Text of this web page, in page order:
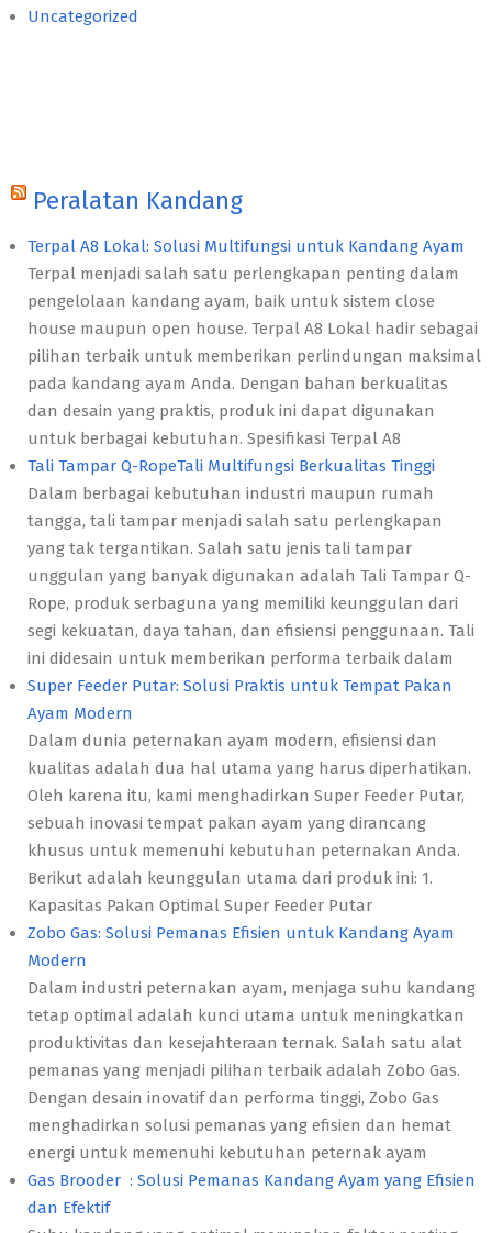
Uncategorized
Peralatan Kandang
Terpal A8 Lokal: Solusi Multifungsi untuk Kandang Ayam
Terpal menjadi salah satu perlengkapan penting dalam
pengelolaan kandang ayam, baik untuk sistem close
house maupun open house. Terpal A8 Lokal hadir sebagai
pilihan terbaik untuk memberikan perlindungan maksimal
pada kandang ayam Anda. Dengan bahan berkualitas
dan desain yang praktis, produk ini dapat digunakan
untuk berbagai kebutuhan. Spesifikasi Terpal A8
Tali Tampar Q-RopeTali Multifungsi Berkualitas Tinggi
Dalam berbagai kebutuhan industri maupun rumah
tangga, tali tampar menjadi salah satu perlengkapan
yang tak tergantikan. Salah satu jenis tali tampar
unggulan yang banyak digunakan adalah Tali Tampar Q-
Rope, produk serbaguna yang memiliki keunggulan dari
segi kekuatan, daya tahan, dan efisiensi penggunaan. Tali
ini didesain untuk memberikan performa terbaik dalam
Super Feeder Putar: Solusi Praktis untuk Tempat Pakan
Ayam Modern
Dalam dunia peternakan ayam modern, efisiensi dan
kualitas adalah dua hal utama yang harus diperhatikan.
Oleh karena itu, kami menghadirkan Super Feeder Putar,
sebuah inovasi tempat pakan ayam yang dirancang
khusus untuk memenuhi kebutuhan peternakan Anda.
Berikut adalah keunggulan utama dari produk ini: 1.
Kapasitas Pakan Optimal Super Feeder Putar
Zobo Gas: Solusi Pemanas Efisien untuk Kandang Ayam
Modern
Dalam industri peternakan ayam, menjaga suhu kandang
tetap optimal adalah kunci utama untuk meningkatkan
produktivitas dan kesejahteraan ternak. Salah satu alat
pemanas yang menjadi pilihan terbaik adalah Zobo Gas.
Dengan desain inovatif dan performa tinggi, Zobo Gas
menghadirkan solusi pemanas yang efisien dan hemat
energi untuk memenuhi kebutuhan peternak ayam
Gas Brooder : Solusi Pemanas Kandang Ayam yang Efisien
dan Efektif